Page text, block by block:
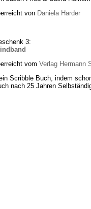
von Daniela Harder
3:
vom Verlag Hermann
Scribble Buch, indem
nach 25 Jahren